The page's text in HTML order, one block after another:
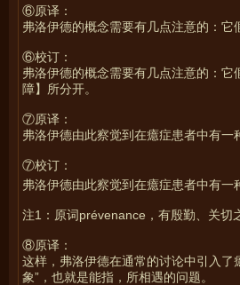
⑥原译：
弗洛伊德的概念需要有几点注意的：
⑥校订：
弗洛伊德的概念需要有几点注意的：
障】所分开。
⑦原译：
弗洛伊德由此察觉到在癔症患者中有一
⑦校订：
弗洛伊德由此察觉到在癔症患者中有一
注1：原词prévenance，有殷勤、关切
⑧原译：
这样，弗洛伊德在通常的讨论中引入
象”，也就是能指，所相遇的问题。